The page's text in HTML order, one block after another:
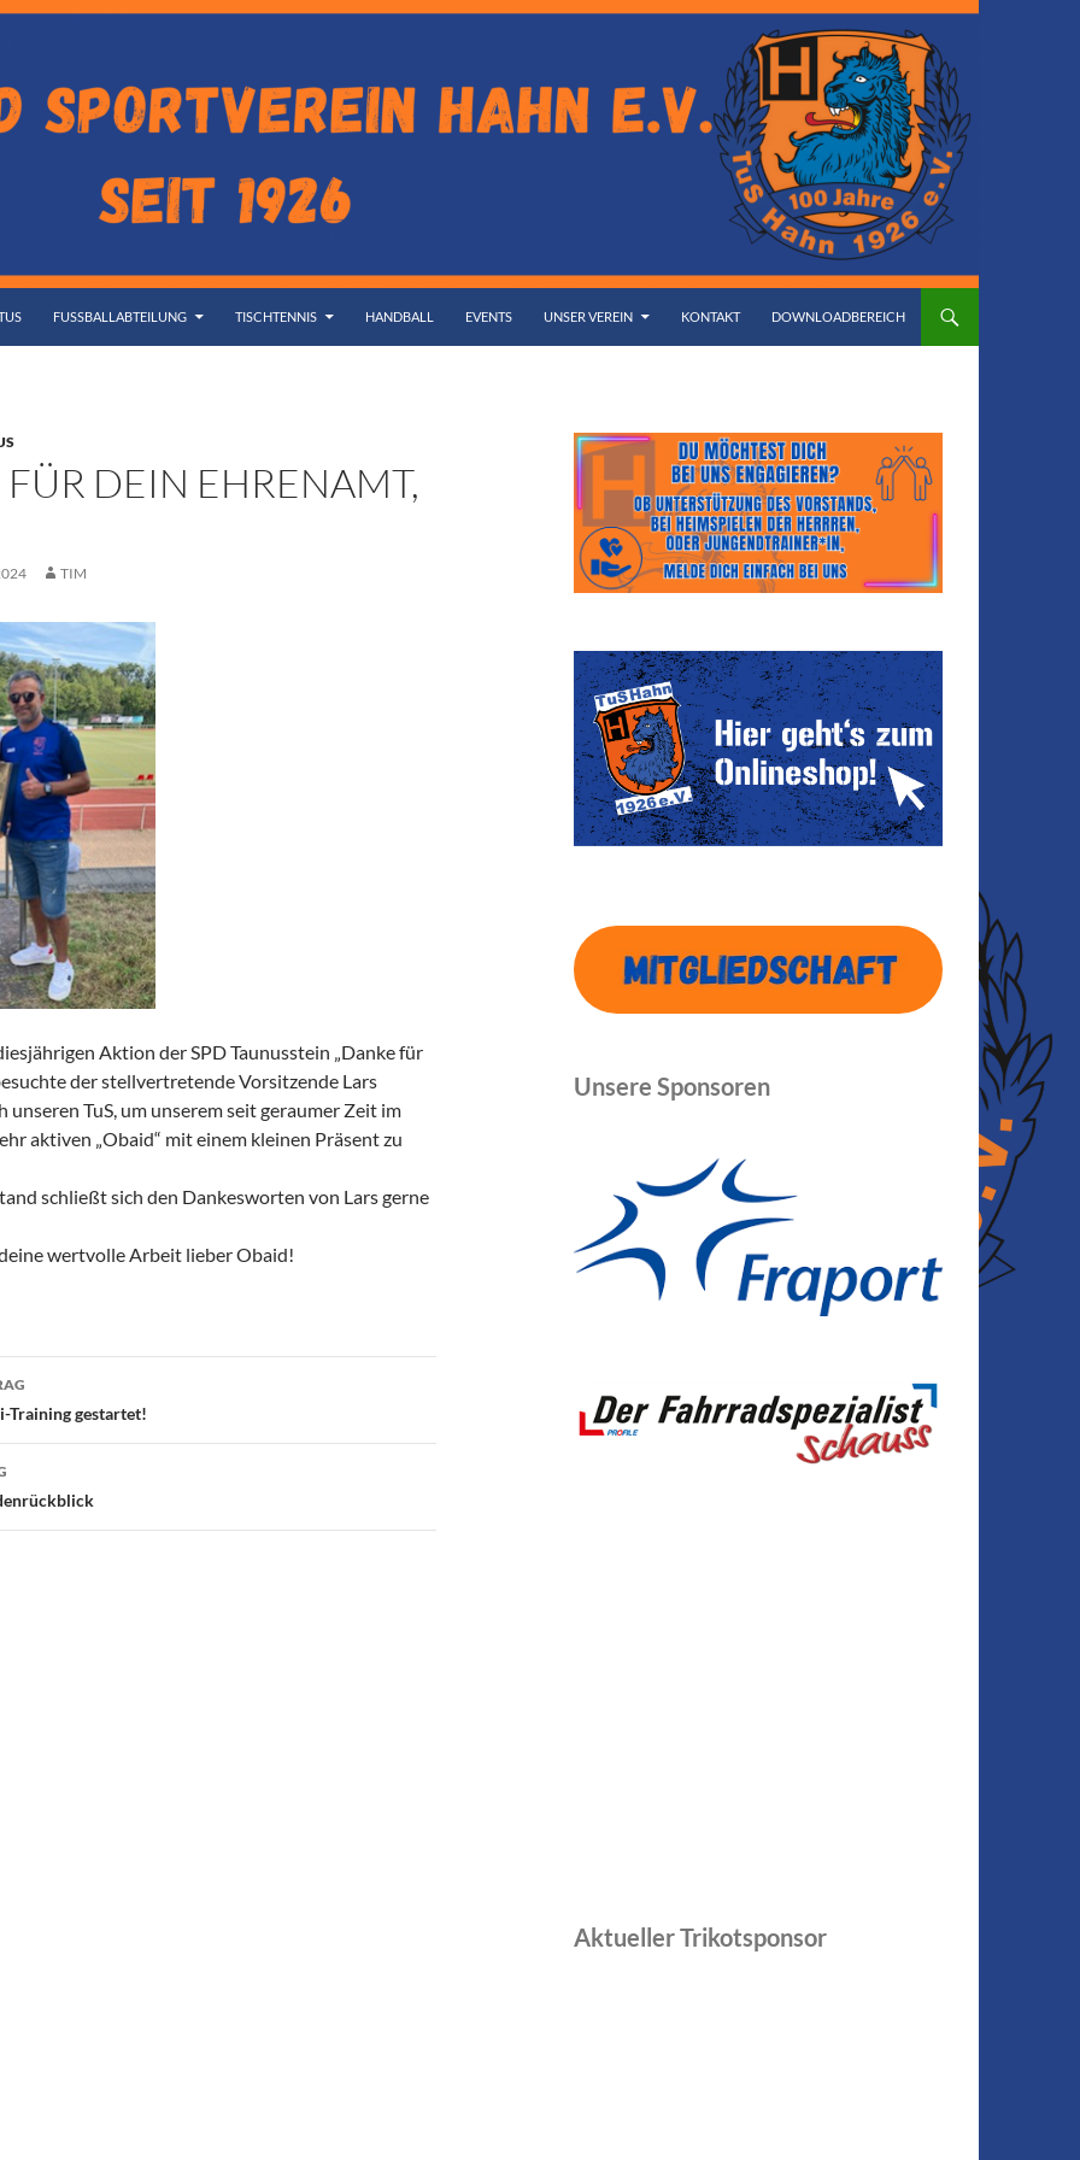
FUSSBALLABTEILUNG TISCHTENNIS HANDBALL EVENTS UNSER VEREIN KONTAKT DOWNLOADBEREICH
DEIN EHRENAMT,
TIM
Aktion der SPD Taunusstein „Danke für
der stellvertretende Vorsitzende Lars
unseren TuS, um unserem seit geraumer Zeit im
aktiven „Obaid“ mit einem kleinen Präsent zu
schließt sich den Dankesworten von Lars gerne
wertvolle Arbeit lieber Obaid!
Training gestartet!
Unsere Sponsoren
Aktueller Trikotsponsor